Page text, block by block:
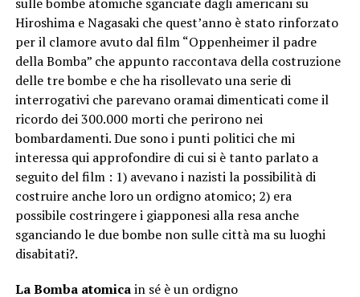
Hiroshima e Nagasaki che quest’anno è stato rinforzato
per il clamore avuto dal film “Oppenheimer il padre
della Bomba” che appunto raccontava della costruzione
delle tre bombe e che ha risollevato una serie di
interrogativi che parevano oramai dimenticati come il
ricordo dei 300.000 morti che perirono nei
bombardamenti. Due sono i punti politici che mi
interessa qui approfondire di cui si è tanto parlato a
seguito del film : 1) avevano i nazisti la possibilità di
costruire anche loro un ordigno atomico; 2) era
possibile costringere i giapponesi alla resa anche
sganciando le due bombe non sulle città ma su luoghi
disabitati?.
La Bomba atomicain sé è un ordigno